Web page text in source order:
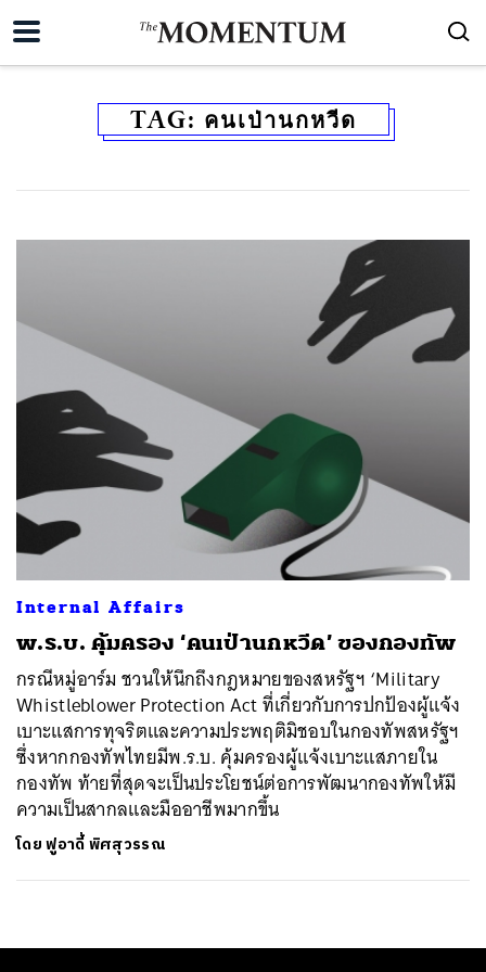
TAG: คนเป่านกหวีด
Internal Affairs
พ.ร.บ. คุ้มครอง ‘คนเป่านกหวีด’ ของกองทัพ
กรณีหมู่อาร์ม ชวนให้นึกถึงกฎหมายของสหรัฐฯ ‘Military
Whistleblower Protection Act ที่เกี่ยวกับการปกป้องผู้แจ้ง
เบาะแสการทุจริตและความประพฤติมิชอบในกองทัพสหรัฐฯ
ซึ่งหากกองทัพไทยมีพ.ร.บ. คุ้มครองผู้แจ้งเบาะแสภายใน
กองทัพ ท้ายที่สุดจะเป็นประโยชน์ต่อการพัฒนากองทัพให้มี
ความเป็นสากลและมืออาชีพมากขึ้น
โดยฟูอาดี้ พิศสุวรรณ
ค้นหา
SHARE TWEET LINE EMAIL